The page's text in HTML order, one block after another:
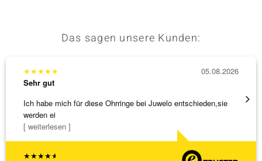
Das sagen unsere Kunden:
★★★★★
★★★★★
Sehr gut
Ich habe mich für diese Ohrringe bei Juwelo entschieden,sie
werden ei
[ weiterlesen ]
05.08.2026